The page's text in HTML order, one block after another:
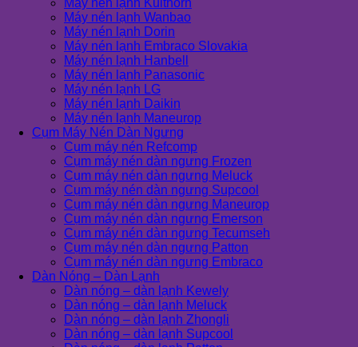
Máy nén lạnh Kulthorn
Máy nén lạnh Wanbao
Máy nén lạnh Dorin
Máy nén lạnh Embraco Slovakia
Máy nén lạnh Hanbell
Máy nén lạnh Panasonic
Máy nén lạnh LG
Máy nén lạnh Daikin
Máy nén lạnh Maneurop
Cụm Máy Nén Dàn Ngưng
Cụm máy nén Refcomp
Cụm máy nén dàn ngưng Frozen
Cụm máy nén dàn ngưng Meluck
Cụm máy nén dàn ngưng Supcool
Cụm máy nén dàn ngưng Maneurop
Cụm máy nén dàn ngưng Emerson
Cụm máy nén dàn ngưng Tecumseh
Cụm máy nén dàn ngưng Patton
Cụm máy nén dàn ngưng Embraco
Dàn Nóng – Dàn Lạnh
Dàn nóng – dàn lạnh Kewely
Dàn nóng – dàn lạnh Meluck
Dàn nóng – dàn lạnh Zhongli
Dàn nóng – dàn lạnh Supcool